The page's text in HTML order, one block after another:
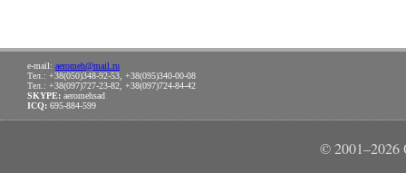
e-mail: aeromeh@mail.ru
Тел.: +38(050)348-92-53, +38(095)340-00-08
Тел.: +38(097)727-23-82, +38(097)724-84-42
SKYPE: aeromehsad
ICQ: 695-884-599
©